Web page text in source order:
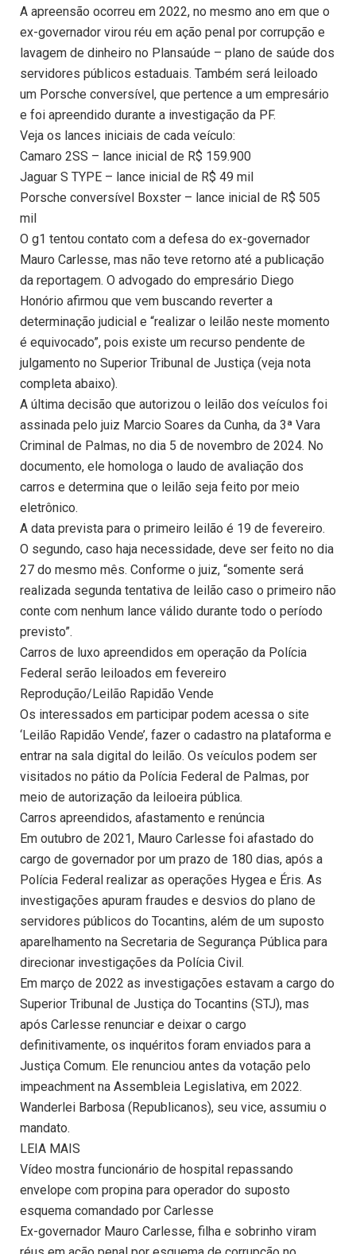
A apreensão ocorreu em 2022, no mesmo ano em que o
ex-governador virou réu em ação penal por corrupção e
lavagem de dinheiro no Plansaúde – plano de saúde dos
servidores públicos estaduais. Também será leiloado
um Porsche conversível, que pertence a um empresário
e foi apreendido durante a investigação da PF.
Veja os lances iniciais de cada veículo:
Camaro 2SS – lance inicial de R$ 159.900
Jaguar S TYPE – lance inicial de R$ 49 mil
Porsche conversível Boxster – lance inicial de R$ 505
mil
O g1 tentou contato com a defesa do ex-governador
Mauro Carlesse, mas não teve retorno até a publicação
da reportagem. O advogado do empresário Diego
Honório afirmou que vem buscando reverter a
determinação judicial e “realizar o leilão neste momento
é equivocado”, pois existe um recurso pendente de
julgamento no Superior Tribunal de Justiça (veja nota
completa abaixo).
A última decisão que autorizou o leilão dos veículos foi
assinada pelo juiz Marcio Soares da Cunha, da 3ª Vara
Criminal de Palmas, no dia 5 de novembro de 2024. No
documento, ele homologa o laudo de avaliação dos
carros e determina que o leilão seja feito por meio
eletrônico.
A data prevista para o primeiro leilão é 19 de fevereiro.
O segundo, caso haja necessidade, deve ser feito no dia
27 do mesmo mês. Conforme o juiz, “somente será
realizada segunda tentativa de leilão caso o primeiro não
conte com nenhum lance válido durante todo o período
previsto”.
Carros de luxo apreendidos em operação da Polícia
Federal serão leiloados em fevereiro
Reprodução/Leilão Rapidão Vende
Os interessados em participar podem acessa o site
‘Leilão Rapidão Vende’, fazer o cadastro na plataforma e
entrar na sala digital do leilão. Os veículos podem ser
visitados no pátio da Polícia Federal de Palmas, por
meio de autorização da leiloeira pública.
Carros apreendidos, afastamento e renúncia
Em outubro de 2021, Mauro Carlesse foi afastado do
cargo de governador por um prazo de 180 dias, após a
Polícia Federal realizar as operações Hygea e Éris. As
investigações apuram fraudes e desvios do plano de
servidores públicos do Tocantins, além de um suposto
aparelhamento na Secretaria de Segurança Pública para
direcionar investigações da Polícia Civil.
Em março de 2022 as investigações estavam a cargo do
Superior Tribunal de Justiça do Tocantins (STJ), mas
após Carlesse renunciar e deixar o cargo
definitivamente, os inquéritos foram enviados para a
Justiça Comum. Ele renunciou antes da votação pelo
impeachment na Assembleia Legislativa, em 2022.
Wanderlei Barbosa (Republicanos), seu vice, assumiu o
mandato.
LEIA MAIS
Vídeo mostra funcionário de hospital repassando
envelope com propina para operador do suposto
esquema comandado por Carlesse
Ex-governador Mauro Carlesse, filha e sobrinho viram